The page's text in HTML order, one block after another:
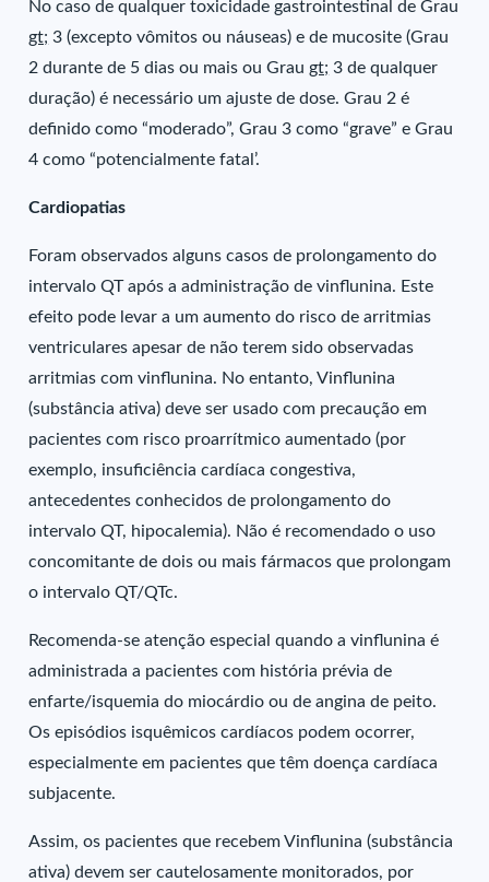
No caso de qualquer toxicidade gastrointestinal de Grau
gt; 3 (excepto vômitos ou náuseas) e de mucosite (Grau
2 durante de 5 dias ou mais ou Grau gt; 3 de qualquer
duração) é necessário um ajuste de dose. Grau 2 é
definido como “moderado”, Grau 3 como “grave” e Grau
4 como “potencialmente fatal’.
Cardiopatias
Foram observados alguns casos de prolongamento do
intervalo QT após a administração de vinflunina. Este
efeito pode levar a um aumento do risco de arritmias
ventriculares apesar de não terem sido observadas
arritmias com vinflunina. No entanto, Vinflunina
(substância ativa) deve ser usado com precaução em
pacientes com risco proarrítmico aumentado (por
exemplo, insuficiência cardíaca congestiva,
antecedentes conhecidos de prolongamento do
intervalo QT, hipocalemia). Não é recomendado o uso
concomitante de dois ou mais fármacos que prolongam
o intervalo QT/QTc.
Recomenda-se atenção especial quando a vinflunina é
administrada a pacientes com história prévia de
enfarte/isquemia do miocárdio ou de angina de peito.
Os episódios isquêmicos cardíacos podem ocorrer,
especialmente em pacientes que têm doença cardíaca
subjacente.
Assim, os pacientes que recebem Vinflunina (substância
ativa) devem ser cautelosamente monitorados, por